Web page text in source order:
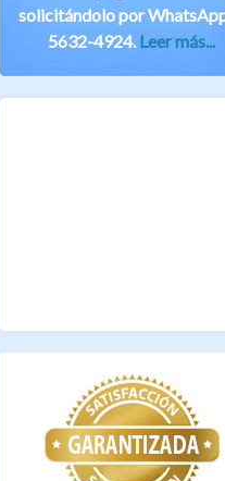
solicitándolo por
5632-4924.Leer más...